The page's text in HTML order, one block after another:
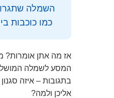
השמלה
כמו כוכבות
אז מה אתן אומרות?
המסע לשמלה
בתגובות – איזה
אליכן ולמה?